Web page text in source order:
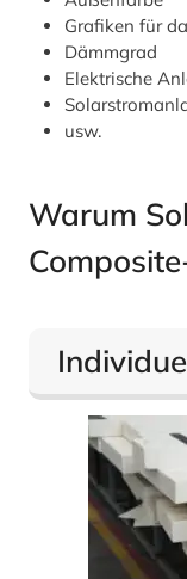
Grafiken für
Dämmgrad
Elektrische
usw.
Warum